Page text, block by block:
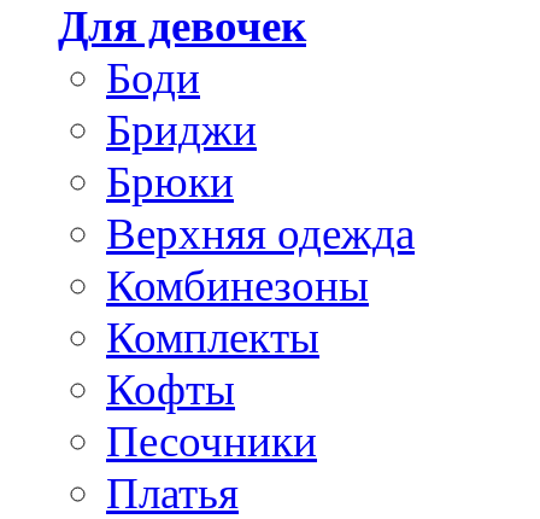
Для девочек
Боди
Бриджи
Брюки
Верхняя одежда
Комбинезоны
Комплекты
Кофты
Песочники
Платья